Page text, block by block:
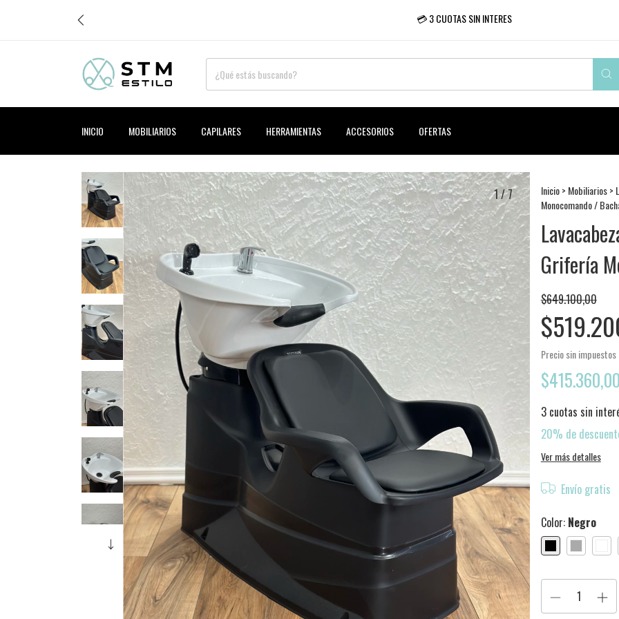
💳 3 CUOTAS SIN INTERES
INICIO MOBILIARIOS CAPILARES HERRAMIENTAS ACCESORIOS OFERTAS
1/7 Inicio > Mobiliarios >
Monocomando /
Grifería
$649.100,00
Precio sin impuestos
3 cuotas sin
20% de
Ver más detalles
Envío gratis
Color: Negro